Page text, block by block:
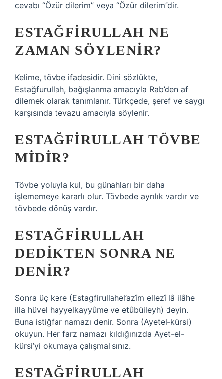
cevabı “Özür dilerim” veya “Özür dilerim”dir.
ESTAĞFIRULLAH NE
ZAMAN SÖYLENIR?
Kelime, tövbe ifadesidir. Dini sözlükte,
Estağfurullah, bağışlanma amacıyla Rab’den af ​​
dilemek olarak tanımlanır. Türkçede, şeref ve saygı
karşısında tevazu amacıyla söylenir.
ESTAĞFIRULLAH TÖVBE
MIDIR?
Tövbe yoluyla kul, bu günahları bir daha
işlememeye kararlı olur. Tövbede ayrılık vardır ve
tövbede dönüş vardır.
ESTAĞFIRULLAH
DEDIKTEN SONRA NE
DENIR?
Sonra üç kere (Estagfirullahel’azîm ellezî lâ ilâhe
illa hüvel hayyelkayyûme ve etûbüileyh) deyin.
Buna istiğfar namazı denir. Sonra (Ayetel-kürsi)
okuyun. Her farz namazı kıldığınızda Ayet-el-
kürsi’yi okumaya çalışmalısınız.
ESTAĞFIRULLAH